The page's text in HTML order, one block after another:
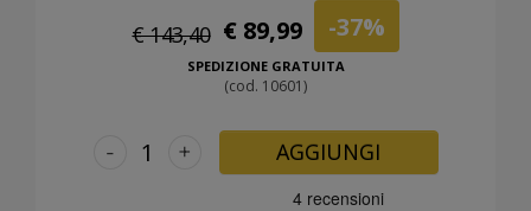
€ 143,40 € 89,99 -37%
SPEDIZIONE GRATUITA
(cod. 10601)
+
- AGGIUNGI